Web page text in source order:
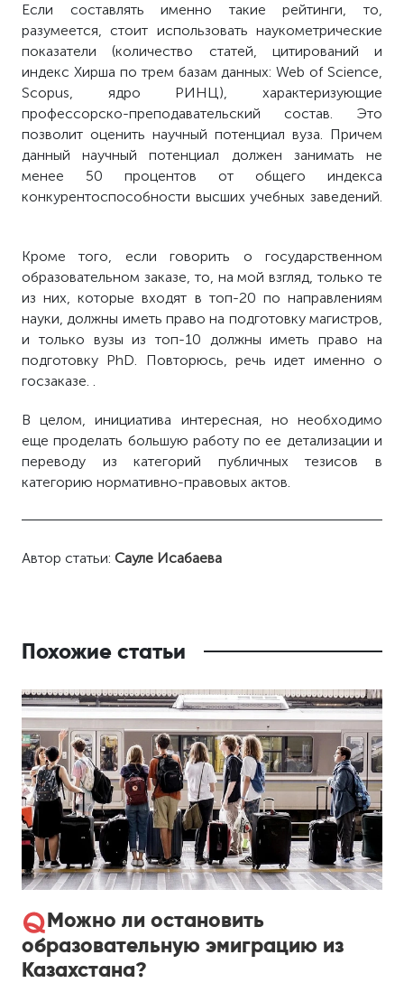
Если составлять именно такие рейтинги, то,
разумеется, стоит использовать наукометрические
показатели (количество статей, цитирований и
индекс Хирша по трем базам данных: Web of Science,
Scopus, ядро РИНЦ), характеризующие
профессорско-преподавательский состав. Это
позволит оценить научный потенциал вуза. Причем
данный научный потенциал должен занимать не
менее 50 процентов от общего индекса
конкурентоспособности высших учебных заведений.
Кроме того, если говорить о государственном
образовательном заказе, то, на мой взгляд, только те
из них, которые входят в топ-20 по направлениям
науки, должны иметь право на подготовку магистров,
и только вузы из топ-10 должны иметь право на
подготовку PhD. Повторюсь, речь идет именно о
госзаказе. .
В целом, инициатива интересная, но необходимо
еще проделать большую работу по ее детализации и
переводу из категорий публичных тезисов в
категорию нормативно-правовых актов.
Автор статьи:Сауле Исабаева
Похожие статьи
Можно ли остановить
образовательную эмиграцию из
Казахстана?